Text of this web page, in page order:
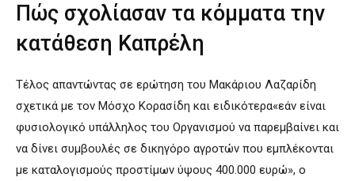
Πώς σχολίασαν τα κόμματα την
κατάθεση Καπρέλη
Τέλος απαντώντας σε ερώτηση του Μακάριου Λαζαρίδη
σχετικά με τον Μόσχο Κορασίδη και ειδικότερα«εάν είναι
φυσιολογικό υπάλληλος του Οργανισμού να παρεμβαίνει και
να δίνει συμβουλές σε δικηγόρο αγροτών που εμπλέκονται
με καταλογισμούς προστίμων ύψους 400.000 ευρώ», ο